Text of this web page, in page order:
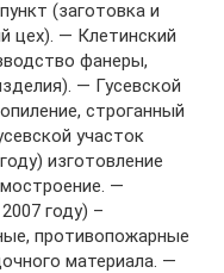
(заготовка и
цех). — Клетинский
фанеры,
— Гусевской
строганный
участок
изготовление
—
году) –
противопожарные
материала. —